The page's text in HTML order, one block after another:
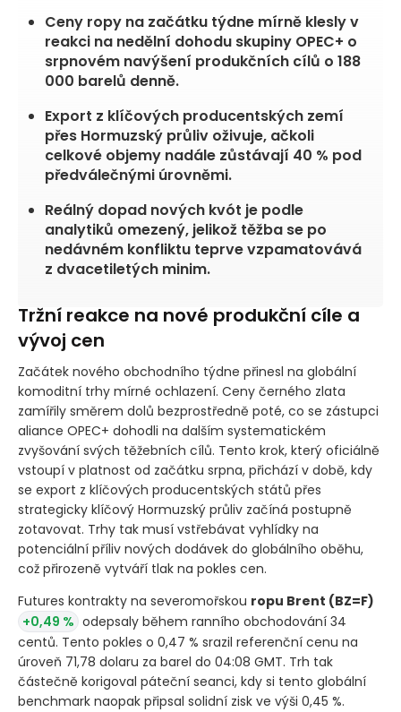
Ceny ropy na začátku týdne mírně klesly v
reakci na nedělní dohodu skupiny OPEC+ o
srpnovém navýšení produkčních cílů o 188
000 barelů denně.
Export z klíčových producentských zemí
přes Hormuzský průliv oživuje, ačkoli
celkové objemy nadále zůstávají 40 % pod
předválečnými úrovněmi.
Reálný dopad nových kvót je podle
analytiků omezený, jelikož těžba se po
nedávném konfliktu teprve vzpamatovává
z dvacetiletých minim.
Tržní reakce na nové produkční cíle a
vývoj cen
Začátek nového obchodního týdne přinesl na globální
komoditní trhy mírné ochlazení. Ceny černého zlata
zamířily směrem dolů bezprostředně poté, co se zástupci
aliance OPEC+ dohodli na dalším systematickém
zvyšování svých těžebních cílů. Tento krok, který oficiálně
vstoupí v platnost od začátku srpna, přichází v době, kdy
se export z klíčových producentských států přes
strategicky klíčový Hormuzský průliv začíná postupně
zotavovat. Trhy tak musí vstřebávat vyhlídky na
potenciální příliv nových dodávek do globálního oběhu,
což přirozeně vytváří tlak na pokles cen.
Futures kontrakty na severomořskou ropu Brent (BZ=F)
+0,49 % odepsaly během ranního obchodování 34
centů. Tento pokles o 0,47 % srazil referenční cenu na
úroveň 71,78 dolaru za barel do 04:08 GMT. Trh tak
částečně korigoval páteční seanci, kdy si tento globální
benchmark naopak připsal solidní zisk ve výši 0,45 %.